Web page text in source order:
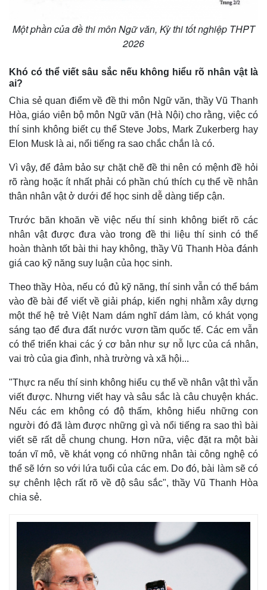
Pháp luật
Tin nóng
Tư vấn luật
Quân sự - Quốc phòng
Việt Nam
Một phần của đề thi môn Ngữ văn, Kỳ thi tốt nghiệp THPT
2026
Khó có thể viết sâu sắc nếu không hiểu rõ nhân vật là
ai?
Chia sẻ quan điểm về đề thi môn Ngữ văn, thầy Vũ Thanh
Hòa, giáo viên bộ môn Ngữ văn (Hà Nội) cho rằng, việc có
thí sinh không biết cụ thể Steve Jobs, Mark Zukerberg hay
Elon Musk là ai, nổi tiếng ra sao chắc chắn là có.
Vì vậy, để đảm bảo sự chặt chẽ đề thi nên có mệnh đề hỏi
rõ ràng hoặc ít nhất phải có phần chú thích cụ thể về nhân
thân nhân vật ở dưới để học sinh dễ dàng tiếp cận.
Trước băn khoăn về việc nếu thí sinh không biết rõ các
nhân vật được đưa vào trong đề thi liệu thí sinh có thể
hoàn thành tốt bài thi hay không, thầy Vũ Thanh Hòa đánh
giá cao kỹ năng suy luận của học sinh.
Theo thầy Hòa, nếu có đủ kỹ năng, thí sinh vẫn có thể bám
vào đề bài để viết về giải pháp, kiến nghị nhằm xây dựng
một thế hệ trẻ Việt Nam dám nghĩ dám làm, có khát vọng
sáng tạo để đưa đất nước vươn tầm quốc tế. Các em vẫn
có thể triển khai các ý cơ bản như sự nỗ lực của cá nhân,
vai trò của gia đình, nhà trường và xã hội...
"Thực ra nếu thí sinh không hiểu cụ thể về nhân vật thì vẫn
viết được. Nhưng viết hay và sâu sắc là câu chuyện khác.
Nếu các em không có độ thấm, không hiểu những con
người đó đã làm được những gì và nổi tiếng ra sao thì bài
viết sẽ rất dễ chung chung. Hơn nữa, việc đặt ra một bài
toán vĩ mô, về khát vọng có những nhân tài công nghệ có
thể sẽ lớn so với lứa tuổi của các em. Do đó, bài làm sẽ có
sự chênh lệch rất rõ về độ sâu sắc", thầy Vũ Thanh Hòa
chia sẻ.